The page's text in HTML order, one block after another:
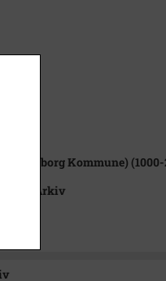
Kommune)
Arkiv